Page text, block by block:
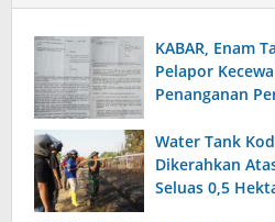
KABAR, Enam
Pelapor
Penanganan
Water Tank
Dikerahkan
Seluas 0,5